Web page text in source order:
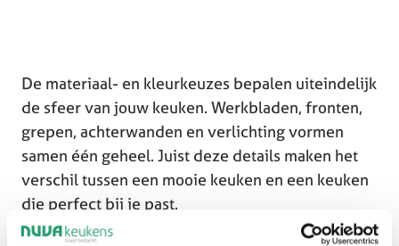
De materiaal- en kleurkeuzes bepalen uiteindelijk
de sfeer van jouw keuken. Werkbladen, fronten,
grepen, achterwanden en verlichting vormen
samen één geheel. Juist deze details maken het
verschil tussen een mooie keuken en een keuken
die perfect bij je past.